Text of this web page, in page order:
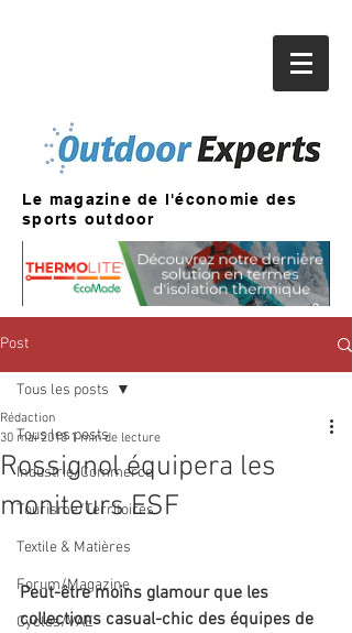
Le magazine de l'économie des
sports outdoor
Post
Tous les posts
Industrie/Commerce
Tourisme/Territoires
Textile & Matières
Forum/Magazine
Cycles/VAE
Tous les posts
Rossignol équipera les
moniteurs ESF
Rédaction
30 mai 2018 1 min de lecture
Peut-être moins glamour que les
collections casual-chic des équipes de